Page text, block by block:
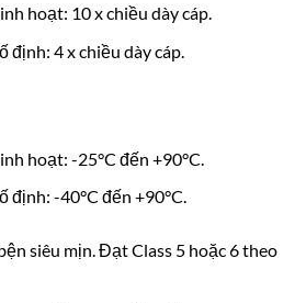
hoạt: 10 x chiều dày cáp.
định: 4 x chiều dày cáp.
hoạt: -25°C đến +90°C.
định: -40°C đến +90°C.
siêu mịn. Đạt Class 5 hoặc 6 theo